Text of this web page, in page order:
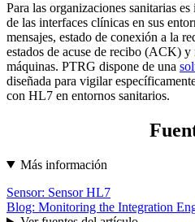
Para las organizaciones sanitarias
de las interfaces clínicas en sus
mensajes, estado de conexión a la
estados de acuse de recibo (ACK)
máquinas. PTRG dispone de una
diseñada para vigilar
con HL7 en entornos sanitarios.
Más información
Sensor: Sensor HL7
Blog: Monitoring the Integration